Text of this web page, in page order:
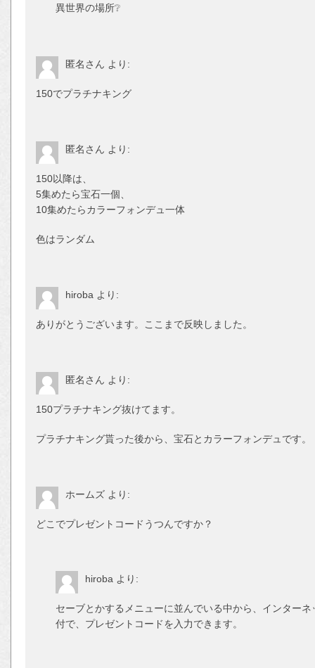
異世界の場所❔
匿名さん より:
150でプラチナキング
匿名さん より:
150以降は、
5集めたら宝石一個、
10集めたらカラーフォンデュ一体
色はランダム
hiroba より:
ありがとうございます。ここまで反映しました。
匿名さん より:
150プラチナキング抜けてます。
プラチナキング貰った後から、宝石とカラーフォンデュです。
ホームズ より:
どこでプレゼントコードうつんですか？
hiroba より:
セーブとかするメニューに並んでいる中から、インター
付で、プレゼントコードを入力できます。